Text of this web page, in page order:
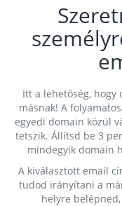
Itt a lehetőség,
másnak! A
egyedi domain közül
tetszik. Állítsd be 3
mindegyik domain
A kiválasztott email
tudod irányítani a
helyre